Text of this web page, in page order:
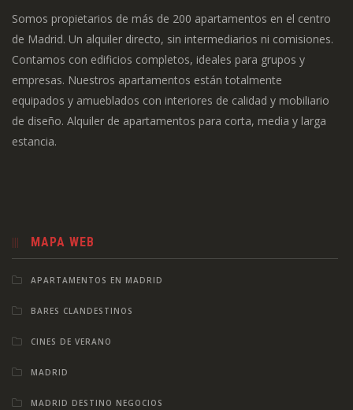
Somos propietarios de más de 200 apartamentos en el centro
de Madrid. Un alquiler directo, sin intermediarios ni comisiones.
Contamos con edificios completos, ideales para grupos y
empresas. Nuestros apartamentos están totalmente
equipados y amueblados con interiores de calidad y mobiliario
de diseño. Alquiler de apartamentos para corta, media y larga
estancia.
MAPA WEB
APARTAMENTOS EN MADRID
BARES CLANDESTINOS
CINES DE VERANO
MADRID
MADRID DESTINO NEGOCIOS